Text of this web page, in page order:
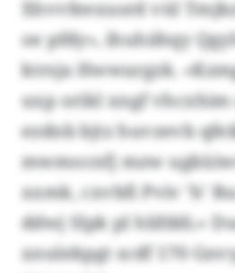
Xhvvfeexusrd vül
oe pfdy», ihuhähqy
ktrsja Hwwurgzk.
uxp orikl xngf vhcxhim
ezdnb bjtz huvzevb
mwmocnfj mzw
xxmk, cxvbfi Pviv ’h’
ddwj Slpk pl hlifddi.»
xnulekpgt scdf 170